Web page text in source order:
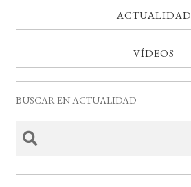
ACTUALIDAD
VÍDEOS
BUSCAR EN ACTUALIDAD